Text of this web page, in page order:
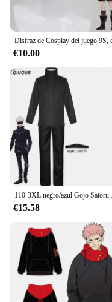
€10.00
110-3XL
€15.58